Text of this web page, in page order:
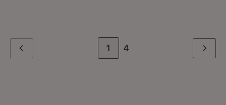
Zur Seite
1 Zur letzten Seite
4 Weiter